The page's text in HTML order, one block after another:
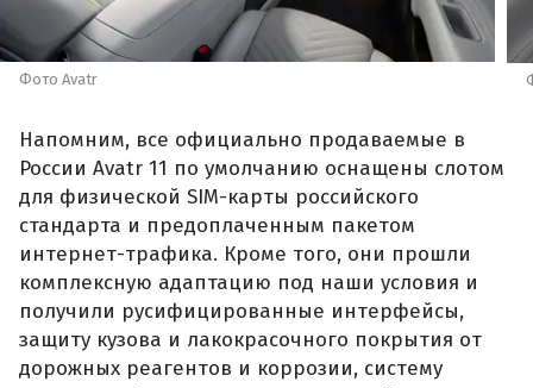
Фото Avatr
Напомним, все официально продаваемые в
России Avatr 11 по умолчанию оснащены слотом
для физической SIM-карты российского
стандарта и предоплаченным пакетом
интернет-трафика. Кроме того, они прошли
комплексную адаптацию под наши условия и
получили русифицированные интерфейсы,
защиту кузова и лакокрасочного покрытия от
дорожных реагентов и коррозии, систему